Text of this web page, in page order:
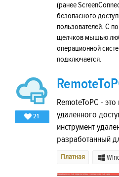
(ранее
безопасного
пользователей. С
щелчков мышью
операционной
подключается.
21
RemoteToPC - это
удаленного
инструмент
разработанный
Платная